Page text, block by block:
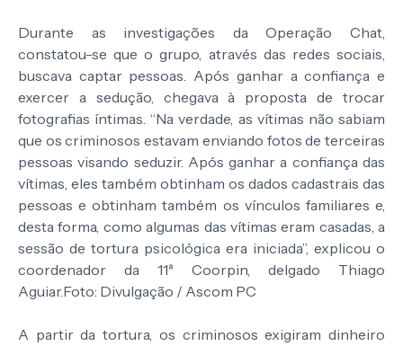
Durante as investigações da Operação Chat,
constatou-se que o grupo, através das redes sociais,
buscava captar pessoas. Após ganhar a confiança e
exercer a sedução, chegava à proposta de trocar
fotografias íntimas. “Na verdade, as vítimas não sabiam
que os criminosos estavam enviando fotos de terceiras
pessoas visando seduzir. Após ganhar a confiança das
vítimas, eles também obtinham os dados cadastrais das
pessoas e obtinham também os vínculos familiares e,
desta forma, como algumas das vítimas eram casadas, a
sessão de tortura psicológica era iniciada”, explicou o
coordenador da 11ª Coorpin, delgado Thiago
Aguiar.Foto: Divulgação / Ascom PC
A partir da tortura, os criminosos exigiram dinheiro